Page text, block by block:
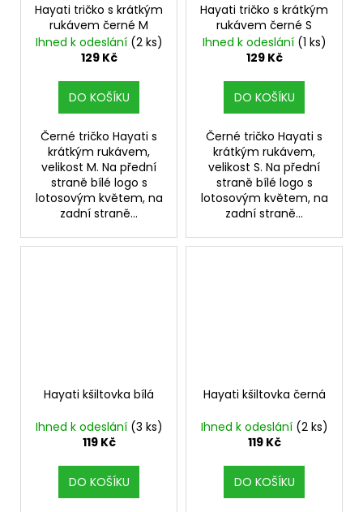
Hayati tričko s krátkým
rukávem černé M
Ihned k odeslání (2 ks)
129 Kč
DO KOŠÍKU
Černé tričko Hayati s
krátkým rukávem,
velikost M. Na přední
straně bílé logo s
lotosovým květem, na
zadní straně...
Hayati tričko s krátkým
rukávem černé S
Ihned k odeslání (1 ks)
129 Kč
DO KOŠÍKU
Černé tričko Hayati s
krátkým rukávem,
velikost S. Na přední
straně bílé logo s
lotosovým květem, na
zadní straně...
Hayati kšiltovka bílá
Ihned k odeslání (3 ks)
119 Kč
DO KOŠÍKU
Hayati kšiltovka černá
Ihned k odeslání (2 ks)
119 Kč
DO KOŠÍKU